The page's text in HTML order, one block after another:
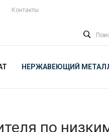
Контакты
НЕРЖАВЕЮЩИЙ
по